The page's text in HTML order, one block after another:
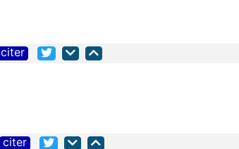
citer
citer